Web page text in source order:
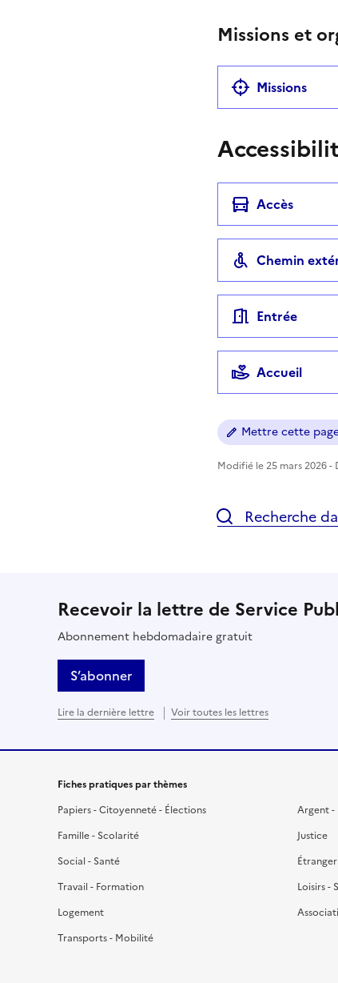
Missions et
Missions
Accès
Chemin
Entrée
Accueil
Mettre cette
Modifié le 25 mars 2026
Recherche
Recevoir la lettre de Service
Abonnement hebdomadaire gratuit
S’abonner
Lire la dernière lettre Voir toutes les lettres
Fiches pratiques par thèmes
Papiers - Citoyenneté - Élections
Famille - Scolarité
Social - Santé
Travail - Formation
Logement
Transports - Mobilité
Argent -
Justice
Loisirs -